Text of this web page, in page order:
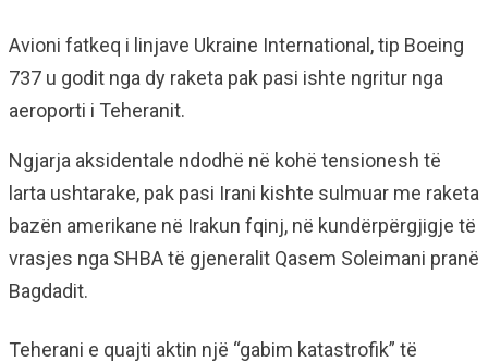
Avioni fatkeq i linjave Ukraine International, tip Boeing
737 u godit nga dy raketa pak pasi ishte ngritur nga
aeroporti i Teheranit.
Ngjarja aksidentale ndodhë në kohë tensionesh të
larta ushtarake, pak pasi Irani kishte sulmuar me raketa
bazën amerikane në Irakun fqinj, në kundërpërgjigje të
vrasjes nga SHBA të gjeneralit Qasem Soleimani pranë
Bagdadit.
Teherani e quajti aktin një “gabim katastrofik” të